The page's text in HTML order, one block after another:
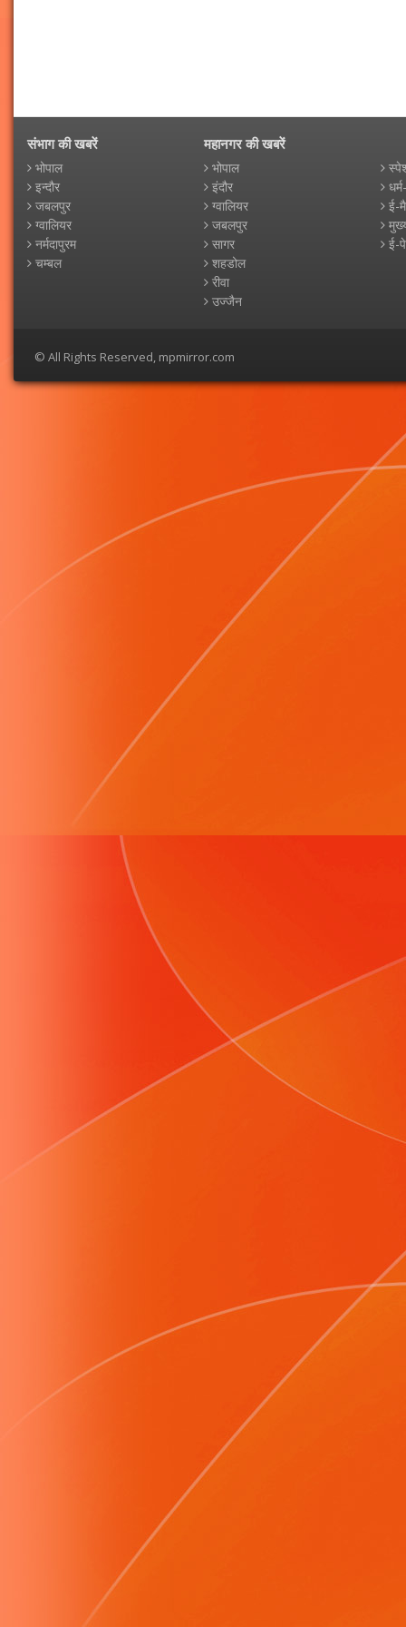
संभाग की खबरें
भोपाल
इन्दौर
जबलपुर
ग्वालियर
नर्मदापुरम
चम्बल
महानगर की खबरें
भोपाल
इंदौर
ग्वालियर
जबलपुर
सागर
शहडोल
रीवा
उज्जैन
ई-
ई-
© All Rights Reserved, mpmirror.com